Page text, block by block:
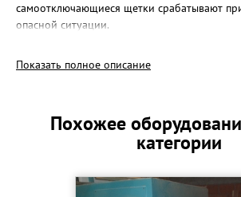
самоотключающиеся щетки срабатывают
опасной ситуации.
частотой вращения, оптимально
обрабатываемого материала.
короткое замыкание за 0,15 секунды.
Показать полное описание
Похожее
категории